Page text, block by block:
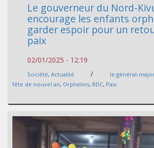
Le gouverneur du Nord-
encourage les enfants
garder espoir pour un
paix
02/01/2025 - 12:19
Société, Actualité / le général-
fête de nouvel an, Orphelins, RDC, Paix